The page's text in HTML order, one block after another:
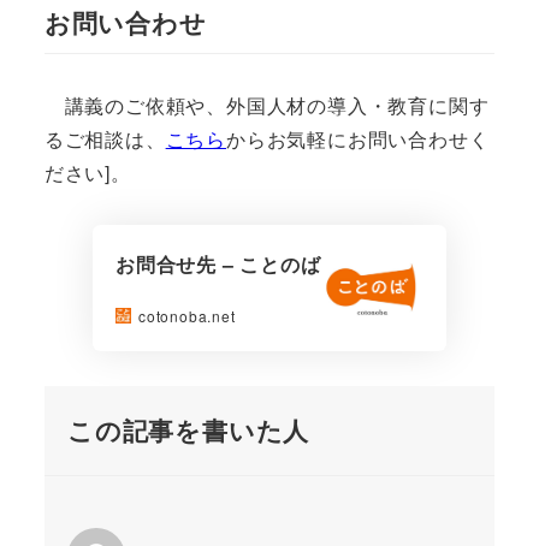
お問い合わせ
講義のご依頼や、外国人材の導入・教育に関す
るご相談は、
こちらからお気軽にお問い合わせく
ださい]。
お問合せ先 – ことのば
cotonoba.net
この記事を書いた人